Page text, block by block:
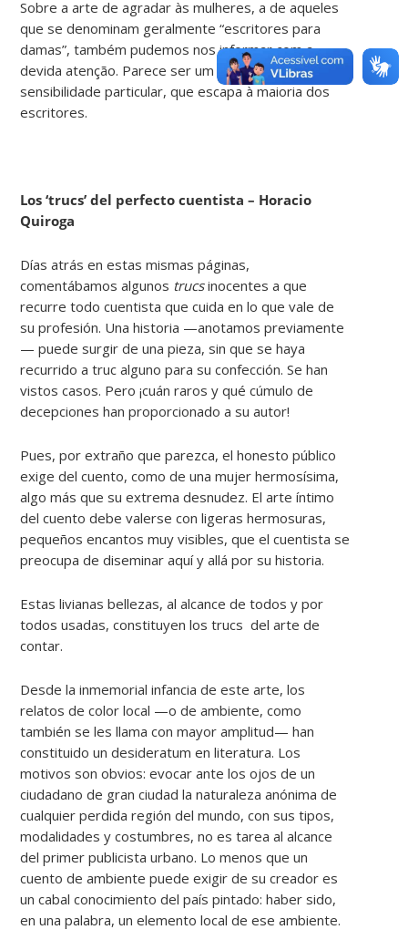
Sobre a arte de agradar às mulheres, a de aqueles
que se denominam geralmente “escritores para
damas”, também pudemos nos informar com a
devida atenção. Parece ser um dom de
sensibilidade particular, que escapa à maioria dos
escritores.
Los ‘trucs’ del perfecto cuentista – Horacio
Quiroga
Días atrás en estas mismas páginas,
comentábamos algunos trucsinocentes a que
recurre todo cuentista que cuida en lo que vale de
su profesión. Una historia —anotamos previamente
— puede surgir de una pieza, sin que se haya
recurrido a truc alguno para su confección. Se han
vistos casos. Pero ¡cuán raros y qué cúmulo de
decepciones han proporcionado a su autor!
Pues, por extraño que parezca, el honesto público
exige del cuento, como de una mujer hermosísima,
algo más que su extrema desnudez. El arte íntimo
del cuento debe valerse con ligeras hermosuras,
pequeños encantos muy visibles, que el cuentista se
preocupa de diseminar aquí y allá por su historia.
Estas livianas bellezas, al alcance de todos y por
todos usadas, constituyen los trucs del arte de
contar.
Desde la inmemorial infancia de este arte, los
relatos de color local —o de ambiente, como
también se les llama con mayor amplitud— han
constituido un desideratum en literatura. Los
motivos son obvios: evocar ante los ojos de un
ciudadano de gran ciudad la naturaleza anónima de
cualquier perdida región del mundo, con sus tipos,
modalidades y costumbres, no es tarea al alcance
del primer publicista urbano. Lo menos que un
cuento de ambiente puede exigir de su creador es
un cabal conocimiento del país pintado: haber sido,
en una palabra, un elemento local de ese ambiente.